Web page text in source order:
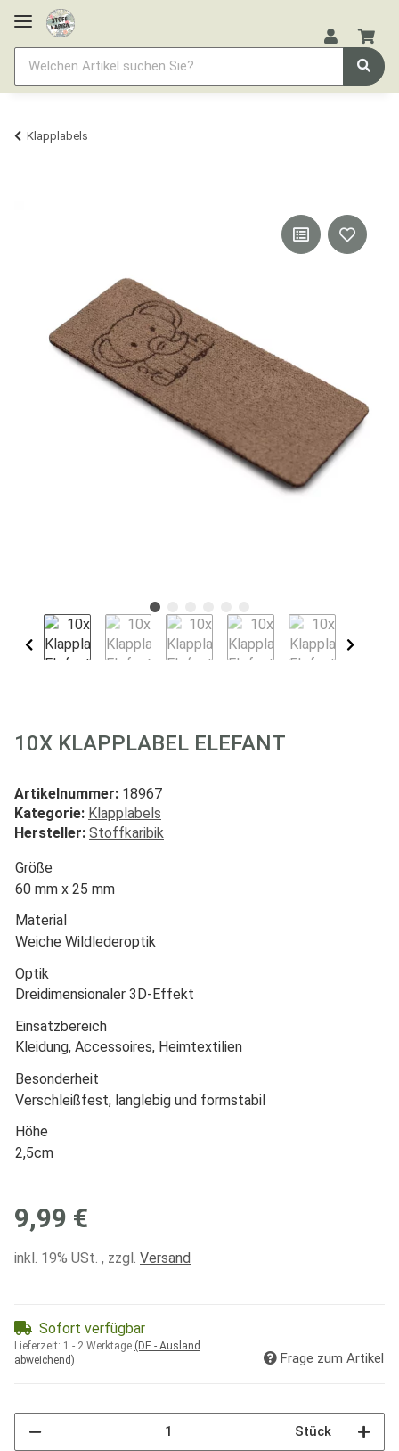
Klapplabels
10X KLAPPLABEL ELEFANT
Artikelnummer: 18967
Kategorie: Klapplabels
Hersteller: Stoffkaribik
Größe
60 mm x 25 mm
Material
Weiche Wildlederoptik
Optik
Dreidimensionaler 3D-Effekt
Einsatzbereich
Kleidung, Accessoires, Heimtextilien
Besonderheit
Verschleißfest, langlebig und formstabil
Höhe
2,5cm
9,99 €
inkl. 19% USt. , zzgl. Versand
Sofort verfügbar
Lieferzeit: 1 - 2 Werktage (DE - Ausland
abweichend)
Frage zum Artikel
Stück